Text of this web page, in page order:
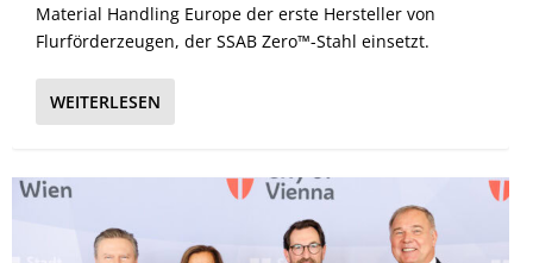
Material Handling Europe der erste Hersteller von
Flurförderzeugen, der SSAB Zero™-Stahl einsetzt.
WEITERLESEN